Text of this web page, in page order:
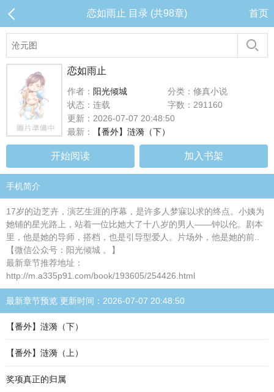
恋如雨止 目录 (共98章) 首页
恋如雨止
作者： 阳光倾城
分类：修真小说
状态：连载
字数：291160
更新：2026-07-07 20:48:50
最新：
【番外】涟漪（下）
开始阅读 加入书架
手机简介
17岁的边芝卉，演艺生涯的序幕，是许多人梦寐以求的终点。小姨为
她铺的星光路上，站着一位比她大了十八岁的男人——钟以伦。剧本
里，他是她的导师，搭档，也是引导型爱人。片场外，他是她的前..
【微信公众号：阳光倾城 。】
最新章节推荐地址：
http://m.a335p91.com/book/193605/254426.html
最新章节预览 更新时间：2026-07-07 20:48:50
【番外】涟漪（下）
【番外】涟漪（上）
奖项真正的归属